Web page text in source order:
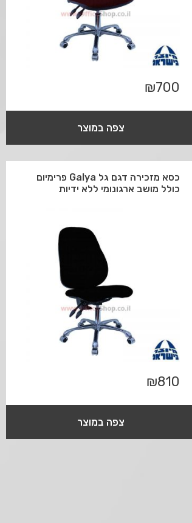
₪700
צפה במוצר
כסא מזכירה דגם גל Galya פרימיום
כולל מושב ארגונומי ללא ידיות
₪810
צפה במוצר